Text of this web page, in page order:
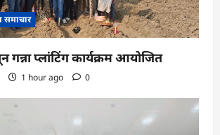
समाचार
गन्ना प्लांटिंग कार्यक्रम आयोजित
1 hour ago 0